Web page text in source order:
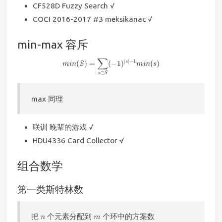
CF528D Fuzzy Search √
COCI 2016-2017 #3 meksikanac √
min-max 容斥
min(S) = ∑
s⊂S
(−1)|s|−1min(s)
S )= ⊂S (− )| s | 1 ( )
max 同理
联训 晚辈的游戏 √
HDU4336 Card Collector √
组合数学
第一类斯特林数
把n
n 个元素分配到m
m 个环中的方案数